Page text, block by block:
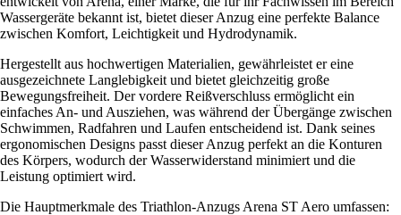
Wassergeräte bekannt ist, bietet dieser Anzug eine perfekte Balance
zwischen Komfort, Leichtigkeit und Hydrodynamik.
Hergestellt aus hochwertigen Materialien, gewährleistet er eine
ausgezeichnete Langlebigkeit und bietet gleichzeitig große
Bewegungsfreiheit. Der vordere Reißverschluss ermöglicht ein
einfaches An- und Ausziehen, was während der Übergänge zwischen
Schwimmen, Radfahren und Laufen entscheidend ist. Dank seines
ergonomischen Designs passt dieser Anzug perfekt an die Konturen
des Körpers, wodurch der Wasserwiderstand minimiert und die
Leistung optimiert wird.
Die Hauptmerkmale des Triathlon-Anzugs Arena ST Aero umfassen: